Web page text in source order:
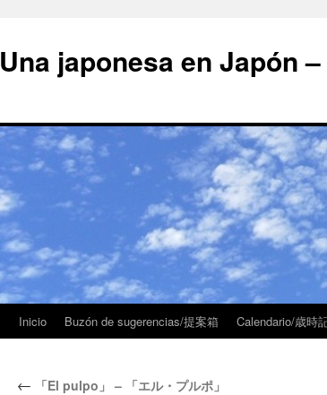
Una japonesa en Japón
Inicio Buzón de sugerencias/提案箱 Calendario/歳時
← 「El pulpo」 – 「エル・プルポ」